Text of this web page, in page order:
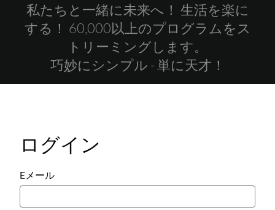
私たちと一緒に未来へ！ 生活を楽に
する！ 60,000以上のプログラムをス
トリーミングします。
巧妙にシンプル - 単に天才！
ログイン
Eメール